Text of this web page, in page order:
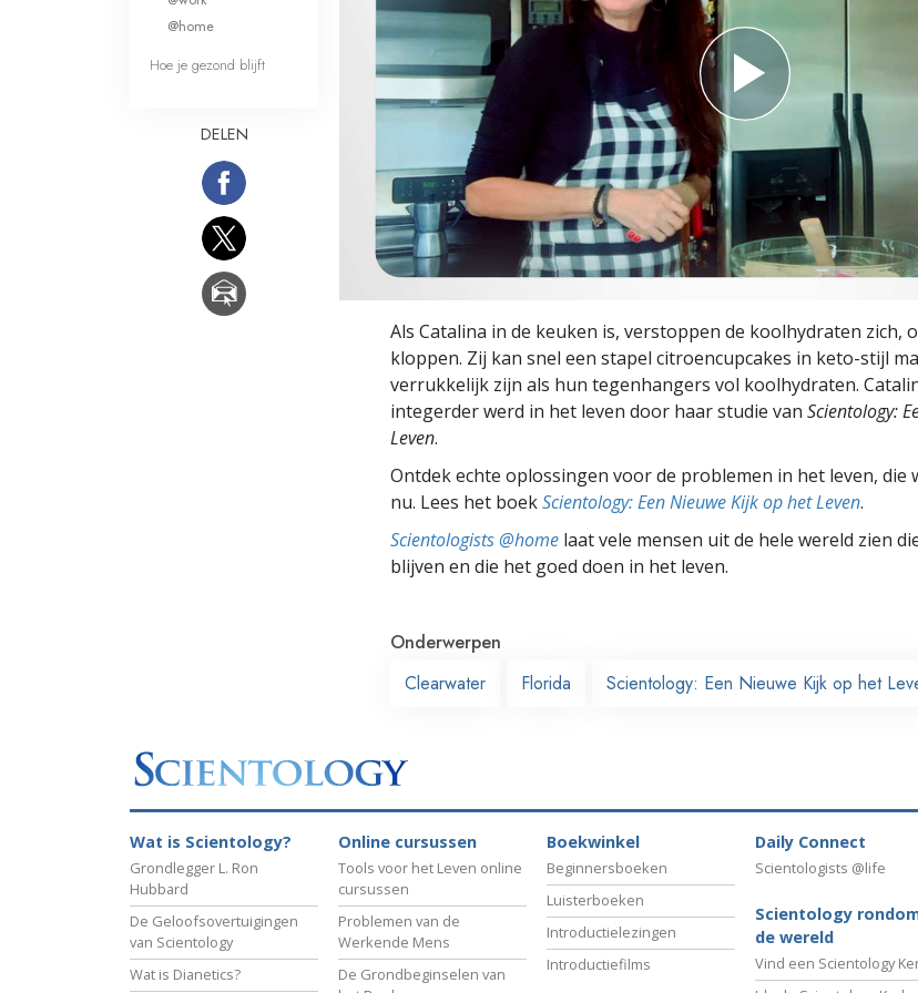
Wat is Grootheid?
Als Catalina in de keuken is, verstoppen de koolhydraten zich,
kloppen. Zij kan snel een stapel citroencupcakes in keto-stijl
verrukkelijk zijn als hun tegenhangers vol koolhydraten.
integerder werd in het leven door haar studie van Scientology:
Leven.
Ontdek echte oplossingen voor de problemen in het leven, die
nu. Lees het boekScientology: Een Nieuwe Kijk op het Leven.
Scientologists @home laat vele mensen uit de hele wereld zien
blijven en die het goed doen in het leven.
Onderwerpen
Clearwater
Florida Scientology: Een Nieuwe Kijk op het
@home
Hoe je gezond blijft
DELEN
Wat is Scientology?
Grondlegger L. Ron
Hubbard
De Geloofsovertuigingen
van Scientology
Wat is Dianetics?
Online cursussen
Tools voor het Leven online
cursussen
Problemen van de
Werkende Mens
De Grondbeginselen van
Boekwinkel
Beginnersboeken
Luisterboeken
Introductielezingen
Introductiefilms
Daily Connect
Scientologists @life
Scientology
de wereld
Vind een Scientology